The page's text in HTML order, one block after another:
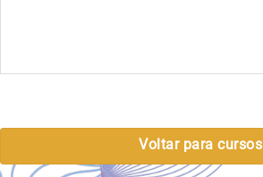
Voltar para cursos